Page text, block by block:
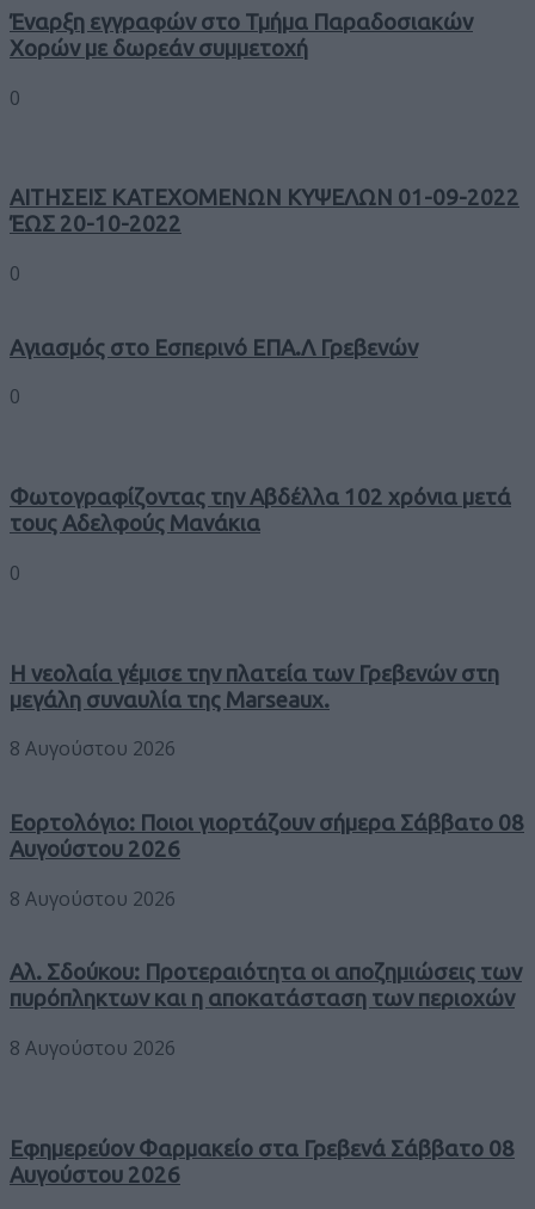
Έναρξη εγγραφών στο Τμήμα Παραδοσιακών
Χορών με δωρεάν συμμετοχή
0
ΑΙΤΗΣΕΙΣ ΚΑΤΕΧΟΜΕΝΩΝ ΚΥΨΕΛΩΝ 01-09-2022
ΈΩΣ 20-10-2022
0
Αγιασμός στο Εσπερινό ΕΠΑ.Λ Γρεβενών
0
Φωτογραφίζοντας την Αβδέλλα 102 χρόνια μετά
τους Αδελφούς Μανάκια
0
Η νεολαία γέμισε την πλατεία των Γρεβενών στη
μεγάλη συναυλία της Marseaux.
8 Αυγούστου 2026
Εορτολόγιο: Ποιοι γιορτάζουν σήμερα Σάββατο 08
Αυγούστου 2026
8 Αυγούστου 2026
Αλ. Σδούκου: Προτεραιότητα οι αποζημιώσεις των
πυρόπληκτων και η αποκατάσταση των περιοχών
8 Αυγούστου 2026
Εφημερεύον Φαρμακείο στα Γρεβενά Σάββατο 08
Αυγούστου 2026